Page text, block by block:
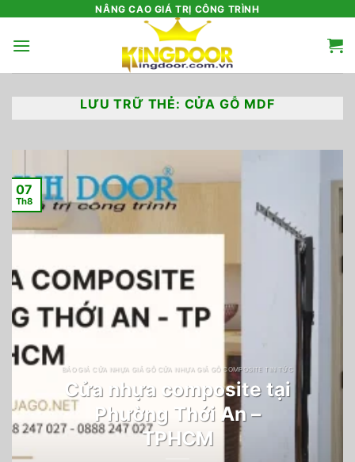
nội
NÂNG CAO GIÁ TRỊ CÔNG TRÌNH
LƯU TRỮ THẺ: CỬA GỖ MDF
BÁO GIÁ CỬA NHỰA GIẢ GỖ CỬA NHỰA GIẢ GỖ COMPOSITE TIN TỨC
Cửa nhựa composite tại
Phường Thới An –
TPHCM
07
Th8